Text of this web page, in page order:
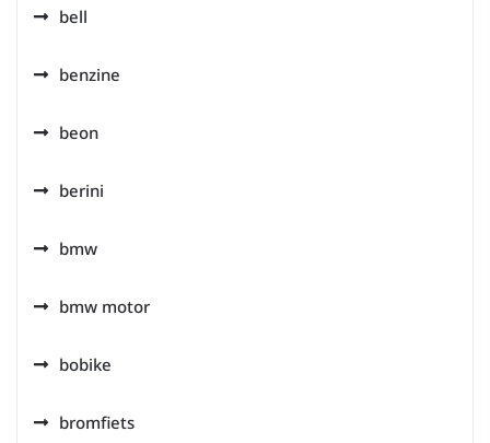
bell
benzine
beon
berini
bmw
bmw motor
bobike
bromfiets